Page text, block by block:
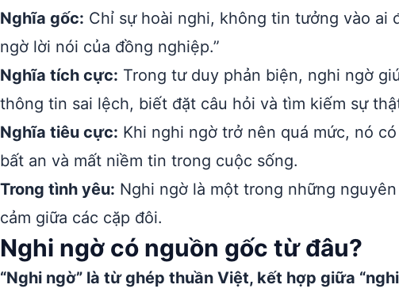
Nghĩa gốc: Chỉ sự hoài nghi, không tin tưởng vào ai
ngờ lời nói của đồng nghiệp.”
Nghĩa tích cực: Trong tư duy phản biện, nghi ngờ
thông tin sai lệch, biết đặt câu hỏi và tìm kiếm sự
Nghĩa tiêu cực: Khi nghi ngờ trở nên quá mức, nó
bất an và mất niềm tin trong cuộc sống.
Trong tình yêu: Nghi ngờ là một trong những
cảm giữa các cặp đôi.
Nghi ngờ có nguồn gốc từ đâu?
“Nghi ngờ” là từ ghép thuần Việt, kết hợp giữa